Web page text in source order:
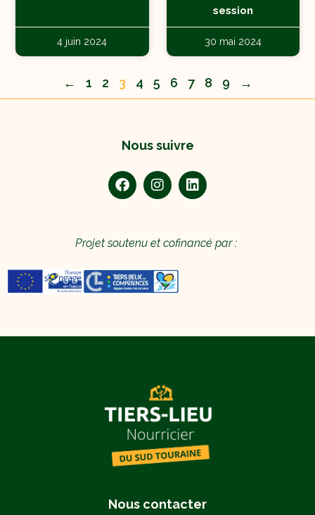
4 juin 2024
session
30 mai 2024
← 1 2 3 4 5 6 7 8 9 →
Nous contacter
Nous suivre
Projet soutenu et cofinancé par :